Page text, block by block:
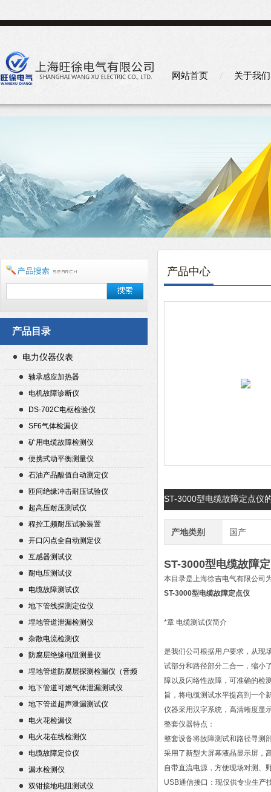
网站首页 关于我们
产品目录
电力仪器仪表
轴承感应加热器
电机故障诊断仪
DS-702C电枢检验仪
SF6气体检漏仪
矿用电缆故障检测仪
便携式动平衡测量仪
石油产品酸值自动测定仪
匝间绝缘冲击耐压试验仪
超高压耐压测试仪
程控工频耐压试验装置
开口闪点全自动测定仪
互感器测试仪
耐电压测试仪
电缆故障测试仪
地下管线探测定位仪
埋地管道泄漏检测仪
杂散电流检测仪
防腐层绝缘电阻测量仪
埋地管道防腐层探测检漏仪（音频
检漏仪）
地下管道可燃气体泄漏测试仪
地下管道超声泄漏测试仪
电火花检漏仪
电火花在线检测仪
电缆故障定位仪
漏水检测仪
双钳接地电阻测试仪
产品中心
ST-3000型电缆故障定点仪
产地类别 国产
ST-3000型电缆故障
本目录是上海徐吉电气有限公司
ST-3000型电缆故障定点仪
*章 电缆测试仪简介
是我们公司根据用户要求，从现
试部分和路径部分二合一，缩小
障以及闪络性故障，可准确的检
旨，将电缆测试水平提高到一个
仪器采用汉字系统，高清晰度显
整套仪器特点：
整套设备将故障测试和路径寻测
采用了新型大屏幕液晶显示屏，
自带直流电源，方便现场对测、
USB通信接口：现仅供专业生产